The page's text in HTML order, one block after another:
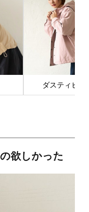
欲しかった
ダスティピンク